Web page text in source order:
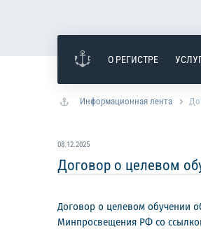
О РЕГИСТРЕ
Информационная лента
08.12.2025
Договор о целевом
Договор о целевом обучении
Минпросвещения РФ со